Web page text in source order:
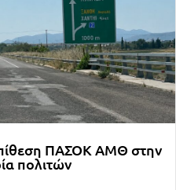
ΠΑΣΟΚ ΑΜΘ στην
πολιτών